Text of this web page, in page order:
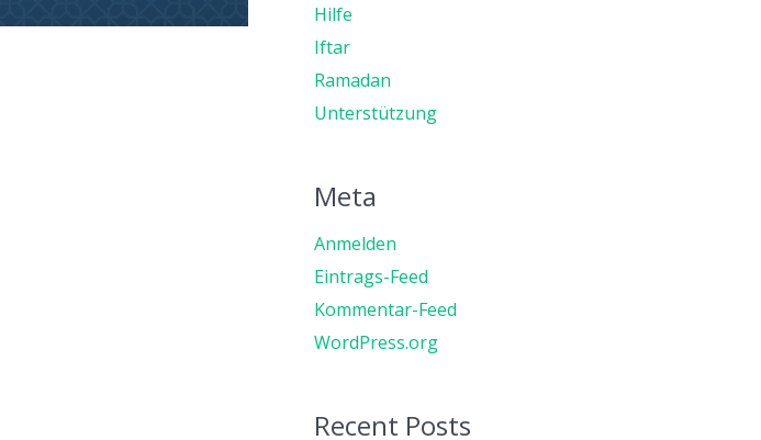
Hilfe
Iftar
Ramadan
Unterstützung
Meta
Anmelden
Eintrags-Feed
Kommentar-Feed
WordPress.org
Recent Posts